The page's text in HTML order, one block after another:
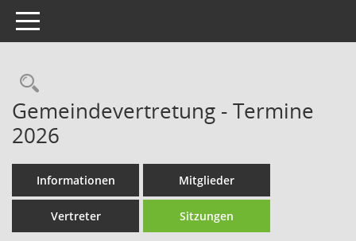
Toggle navigation
Rechercheauswahl
Gemeindevertretung - Termine
2026
Informationen Mitglieder
Vertreter Sitzungen